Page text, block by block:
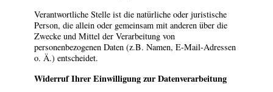
Verantwortliche Stelle ist die natürliche oder juristische
Person, die allein oder gemeinsam mit anderen über die
Zwecke und Mittel der Verarbeitung von
personenbezogenen Daten (z.B. Namen, E-Mail-Adressen
o. Ä.) entscheidet.
Widerruf Ihrer Einwilligung zur Datenverarbeitung